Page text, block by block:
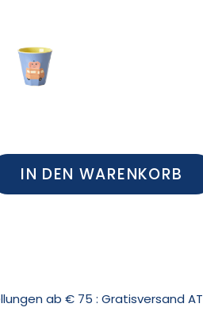
IN DEN WARENKORB
ab € 75 : Gratisversand AT